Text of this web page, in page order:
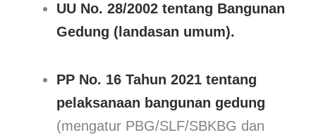
UU No. 28/2002 tentang Bangunan
Gedung (landasan umum).
PP No. 16 Tahun 2021 tentang
pelaksanaan bangunan gedung
(mengatur PBG/SLF/SBKBG dan